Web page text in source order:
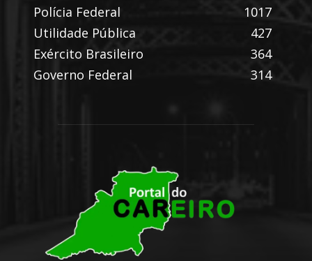
Polícia Federal
1017
Utilidade Pública
427
Exército Brasileiro
364
Governo Federal
314